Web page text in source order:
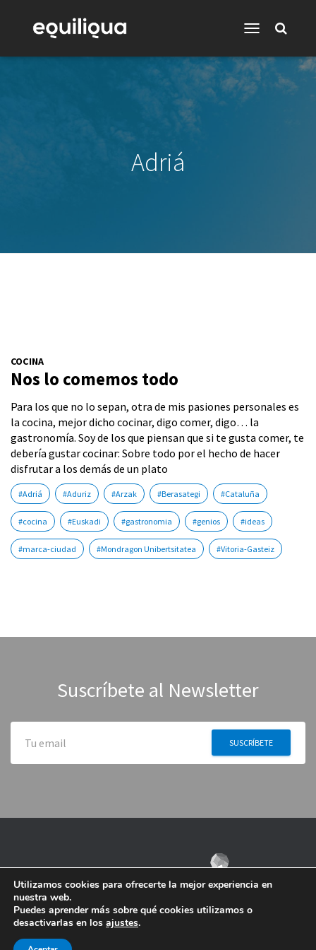
Adriá
COCINA
Nos lo comemos todo
Para los que no lo sepan, otra de mis pasiones personales es
la cocina, mejor dicho cocinar, digo comer, digo… la
gastronomía. Soy de los que piensan que si te gusta comer, te
debería gustar cocinar: Sobre todo por el hecho de hacer
disfrutar a los demás de un plato
#Adriá #Aduriz #Arzak #Berasategi #Cataluña
#cocina #Euskadi #gastronomia #genios #ideas
#marca-ciudad #Mondragon Unibertsitatea #Vitoria-Gasteiz
Suscríbete al Newsletter
Utilizamos cookies para ofrecerte la mejor experiencia en
nuestra web.
Puedes aprender más sobre qué cookies utilizamos o
desactivarlas en los ajustes.